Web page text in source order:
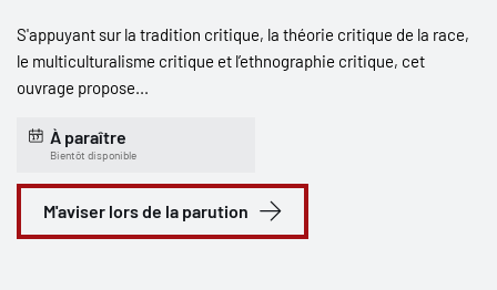
S'appuyant sur la tradition critique, la théorie critique de la race,
le multiculturalisme critique et l’ethnographie critique, cet
ouvrage propose...
À paraître
Bientôt disponible
M'aviser lors de la parution